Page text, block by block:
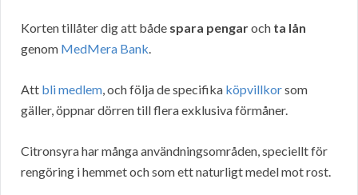
Korten tillåter dig att både spara pengaroch ta lån
genom MedMera Bank.
Att bli medlem, och följa de specifika köpvillkorsom
gäller, öppnar dörren till flera exklusiva förmåner.
Citronsyra har många användningsområden, speciellt för
rengöring i hemmet och som ett naturligt medel mot rost.